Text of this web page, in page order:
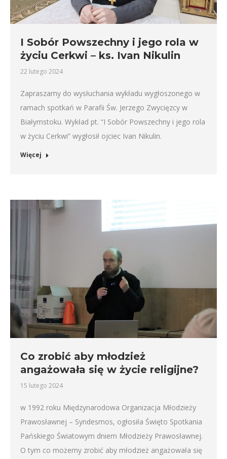
I Sobór Powszechny i jego rola w
życiu Cerkwi – ks. Ivan Nikulin
22 lutego 2024
Zapraszamy do wysłuchania wykładu wygłoszonego w
ramach spotkań w Parafii Św. Jerzego Zwycięzcy w
Białymstoku. Wykład pt. “I Sobór Powszechny i jego rola
w życiu Cerkwi” wygłosił ojciec Ivan Nikulin.
Więcej
Co zrobić aby młodzież
angażowała się w życie religijne?
15 lutego 2024
w 1992 roku Międzynarodowa Organizacja Młodzieży
Prawosławnej – Syndesmos, ogłosiła Święto Spotkania
Pańskiego Światowym dniem Młodzieży Prawosławnej.
O tym co możemy zrobić aby młodzież angażowała się